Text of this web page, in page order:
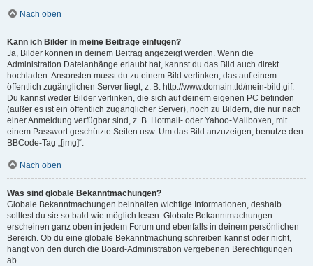
Nach oben
Kann ich Bilder in meine Beiträge einfügen?
Ja, Bilder können in deinem Beitrag angezeigt werden. Wenn die
Administration Dateianhänge erlaubt hat, kannst du das Bild auch direkt
hochladen. Ansonsten musst du zu einem Bild verlinken, das auf einem
öffentlich zugänglichen Server liegt, z. B. http://www.domain.tld/mein-bild.gif.
Du kannst weder Bilder verlinken, die sich auf deinem eigenen PC befinden
(außer es ist ein öffentlich zugänglicher Server), noch zu Bildern, die nur nach
einer Anmeldung verfügbar sind, z. B. Hotmail- oder Yahoo-Mailboxen, mit
einem Passwort geschützte Seiten usw. Um das Bild anzuzeigen, benutze den
BBCode-Tag „[img]“.
Nach oben
Was sind globale Bekanntmachungen?
Globale Bekanntmachungen beinhalten wichtige Informationen, deshalb
solltest du sie so bald wie möglich lesen. Globale Bekanntmachungen
erscheinen ganz oben in jedem Forum und ebenfalls in deinem persönlichen
Bereich. Ob du eine globale Bekanntmachung schreiben kannst oder nicht,
hängt von den durch die Board-Administration vergebenen Berechtigungen
ab.